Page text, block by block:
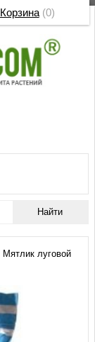
Мятлик луговой
Корзина(0)